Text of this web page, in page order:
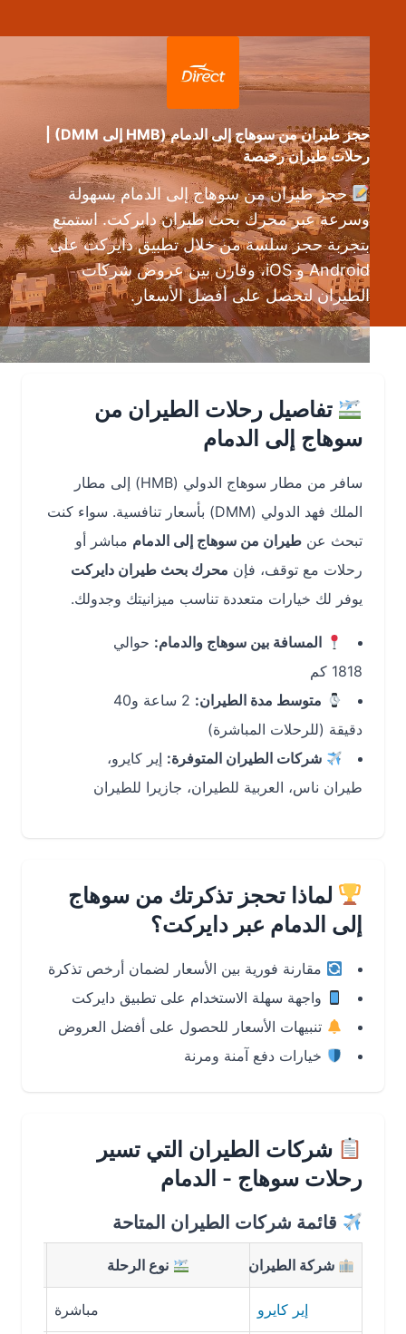
حجز طيران من سوهاج إلى الدمام (HMB إلى DMM) |
رحلات طيران رخيصة
حجز طيران من سوهاج إلى الدمام بسهولة
وسرعة عبر محرك بحث طيران دايركت. استمتع
بتجربة حجز سلسة من خلال تطبيق دايركت على
Android و iOS، وقارن بين عروض شركات
الطيران لتحصل على أفضل الأسعار.
تفاصيل رحلات الطيران من
سوهاج إلى الدمام
سافر من مطار سوهاج الدولي (HMB) إلى مطار
الملك فهد الدولي (DMM) بأسعار تنافسية. سواء كنت
تبحث عنطيران من سوهاج إلى الدماممباشر أو
رحلات مع توقف، فإنمحرك بحث طيران دايركت
يوفر لك خيارات متعددة تناسب ميزانيتك وجدولك.
المسافة بين سوهاج والدمام:حوالي
متوسط مدة الطيران:
2 ساعة و40
دقيقة (للرحلات المباشرة)
شركات الطيران المتوفرة:إير كايرو،
طيران ناس، العربية للطيران، جازيرا للطيران
لماذا تحجز تذكرتك من سوهاج
إلى الدمام عبر دايركت؟
مقارنة فورية بين الأسعار لضمان أرخص تذكرة
واجهة سهلة الاستخدام على تطبيق دايركت
تنبيهات الأسعار للحصول على أفضل العروض
خيارات دفع آمنة ومرنة
شركات الطيران التي تسير
رحلات سوهاج - الدمام
قائمة شركات الطيران المتاحة
شركة الطيران نوع الرحلة
إير كايرو مباشرة 2 ساعة و40 دقيقة